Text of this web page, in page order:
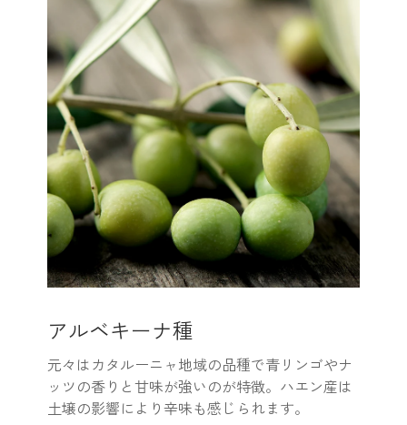
アルベキーナ種
元々はカタルーニャ地域の品種で青リンゴやナ
ッツの香りと甘味が強いのが特徴。ハエン産は
土壌の影響により辛味も感じられます。